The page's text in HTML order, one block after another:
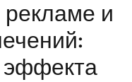
и
эффекта